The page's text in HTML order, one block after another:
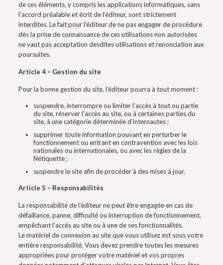
de ces éléments, y compris les applications informatiques, sans
l’accord préalable et écrit de l’éditeur, sont strictement
interdites. Le fait pour l’éditeur de ne pas engager de procédure
dès la prise de connaissance de ces utilisations non autorisées
ne vaut pas acceptation desdites utilisations et renonciation aux
poursuites.
Article 4 – Gestion du site
Pour la bonne gestion du site, l’éditeur pourra à tout moment :
suspendre, interrompre ou limiter l’accès à tout ou partie
du site, réserver l’accès au site, ou à certaines parties du
site, à une catégorie déterminée d’internautes ;
supprimer toute information pouvant en perturber le
fonctionnement ou entrant en contravention avec les lois
nationales ou internationales, ou avec les règles de la
Nétiquette ;
suspendre le site afin de procéder à des mises à jour.
Article 5 – Responsabilités
La responsabilité de l’éditeur ne peut être engagée en cas de
défaillance, panne, difficulté ou interruption de fonctionnement,
empêchant l’accès au site ou à une de ses fonctionnalités.
Le matériel de connexion au site que vous utilisez est sous votre
entière responsabilité. Vous devez prendre toutes les mesures
appropriées pour protéger votre matériel et vos propres